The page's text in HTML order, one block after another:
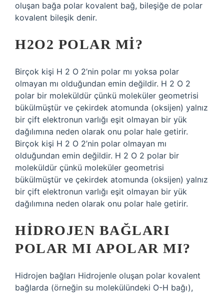
oluşan bağa polar kovalent bağ, bileşiğe de polar
kovalent bileşik denir.
H2O2 POLAR MI?
Birçok kişi H 2 O 2’nin polar mı yoksa polar
olmayan mı olduğundan emin değildir. H 2 O 2
polar bir moleküldür çünkü moleküler geometrisi
bükülmüştür ve çekirdek atomunda (oksijen) yalnız
bir çift elektronun varlığı eşit olmayan bir yük
dağılımına neden olarak onu polar hale getirir.
Birçok kişi H 2 O 2’nin polar olmayan mı
olduğundan emin değildir. H 2 O 2 polar bir
moleküldür çünkü moleküler geometrisi
bükülmüştür ve çekirdek atomunda (oksijen) yalnız
bir çift elektronun varlığı eşit olmayan bir yük
dağılımına neden olarak onu polar hale getirir.
HIDROJEN BAĞLARI
POLAR MI APOLAR MI?
Hidrojen bağları Hidrojenle oluşan polar kovalent
bağlarda (örneğin su molekülündeki O-H bağı),